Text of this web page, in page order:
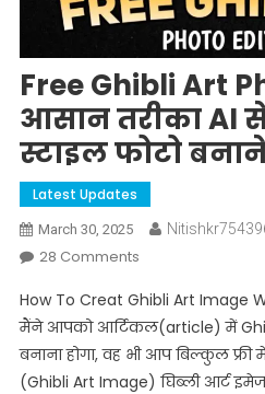
Free Ghibli Art
आसान तरीका AI
स्टाइल फोटो
Latest Updates
March 30, 2025
28 CommentsOn
Ghibli
Art
Photo
Editing
How To Creat Ghibli Art Image
मैंने आपको आर्टिकल(article) में
बनाना होगा, वह भी आप बिल्कुल
(Ghibli Art Image) घिब्ली आर्ट